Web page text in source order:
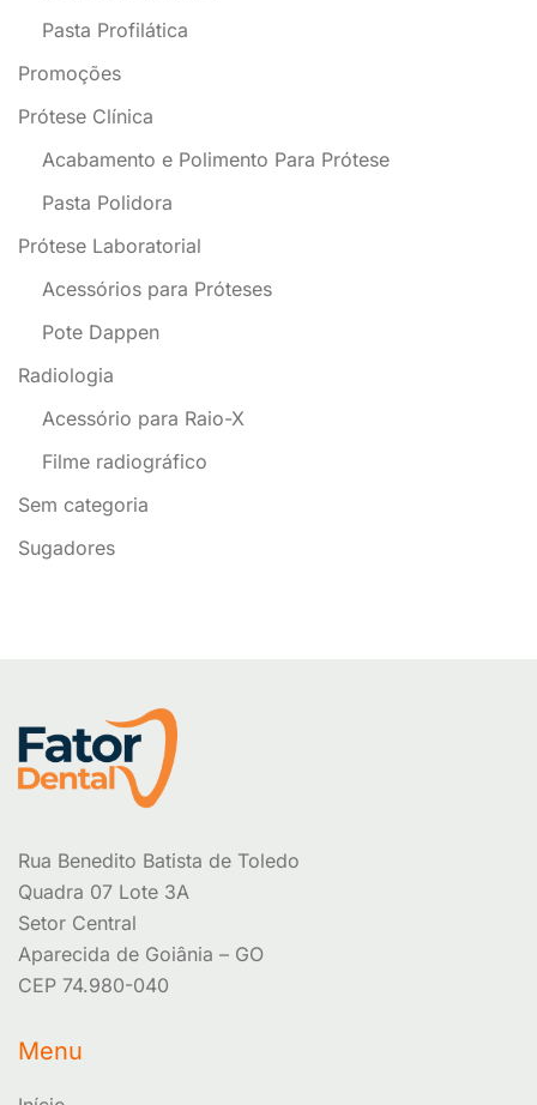
Pasta Profilática
Promoções
Prótese Clínica
Acabamento e Polimento Para Prótese
Pasta Polidora
Prótese Laboratorial
Acessórios para Próteses
Pote Dappen
Radiologia
Acessório para Raio-X
Filme radiográfico
Sem categoria
Sugadores
Rua Benedito Batista de Toledo
Quadra 07 Lote 3A
Setor Central
Aparecida de Goiânia – GO
CEP 74.980-040
Menu